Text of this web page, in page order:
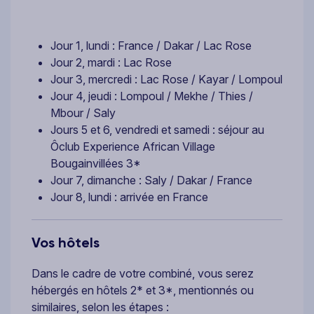
Jour 1, lundi : France / Dakar / Lac Rose
Jour 2, mardi : Lac Rose
Jour 3, mercredi : Lac Rose / Kayar / Lompoul
Jour 4, jeudi : Lompoul / Mekhe / Thies /
Mbour / Saly
Jours 5 et 6, vendredi et samedi : séjour au
Ôclub Experience African Village
Bougainvillées 3*
Jour 7, dimanche : Saly / Dakar / France
Jour 8, lundi : arrivée en France
Vos hôtels
Dans le cadre de votre combiné, vous serez
hébergés en hôtels 2* et 3*, mentionnés ou
similaires, selon les étapes :